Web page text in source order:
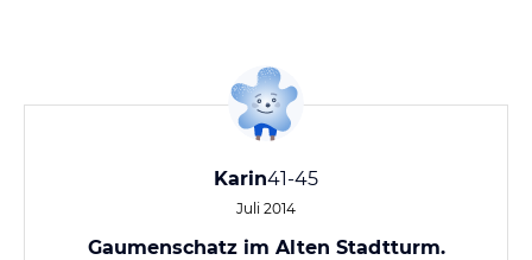
Karin41-45
Juli 2014
Gaumenschatz im Alten Stadtturm.